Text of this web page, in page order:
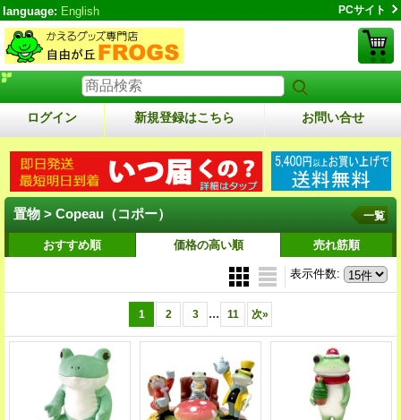
language: English PCサイト
ログイン 新規登録はこちら お問い合せ
置物 > Copeau（コポー） 一覧
おすすめ順 価格の高い順 売れ筋順
表示件数:
1 2 3 ... 11 次»